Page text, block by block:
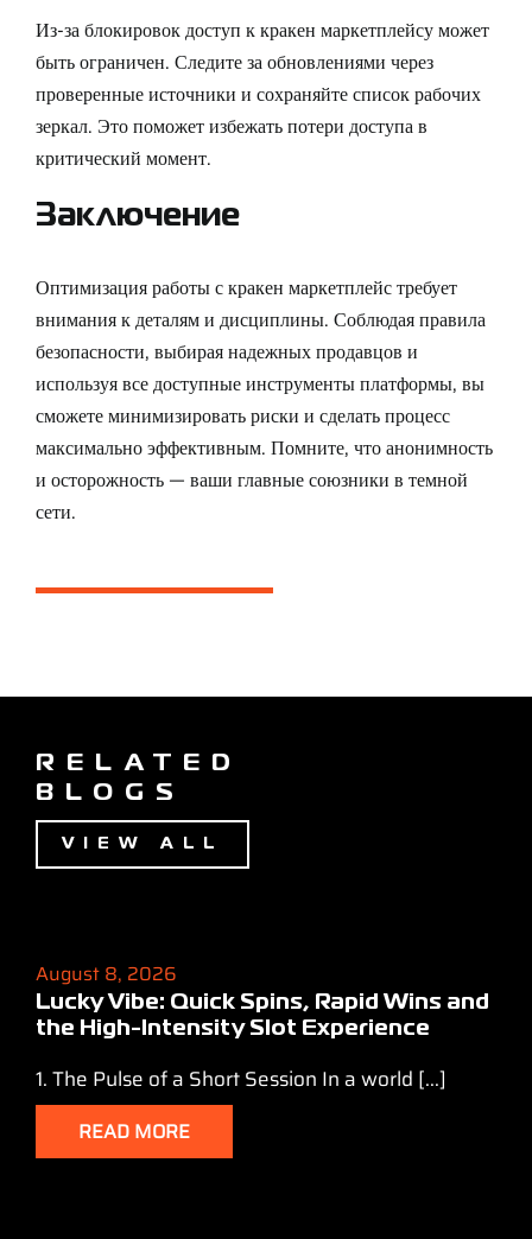
Из-за блокировок доступ к кракен маркетплейсу может
быть ограничен. Следите за обновлениями через
проверенные источники и сохраняйте список рабочих
зеркал. Это поможет избежать потери доступа в
критический момент.
Заключение
Оптимизация работы с кракен маркетплейс требует
внимания к деталям и дисциплины. Соблюдая правила
безопасности, выбирая надежных продавцов и
используя все доступные инструменты платформы, вы
сможете минимизировать риски и сделать процесс
максимально эффективным. Помните, что анонимность
и осторожность — ваши главные союзники в темной
сети.
RELATED
BLOGS
VIEW ALL
August 8, 2026
Lucky Vibe: Quick Spins, Rapid Wins and
the High‑Intensity Slot Experience
1. The Pulse of a Short Session In a world [...]
READ MORE